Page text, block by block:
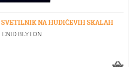
NA HUDIČEVIH SKALAH
ENID BLYTON